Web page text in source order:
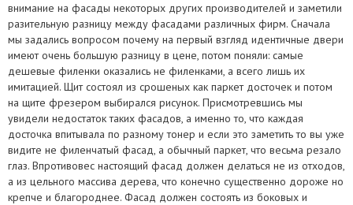
внимание на фасады некоторых других производителей и заметили
разительную разницу между фасадами различных фирм. Сначала
мы задались вопросом почему на первый взгляд идентичные двери
имеют очень большую разницу в цене, потом поняли: cамые
дешевые филенки оказались не филенками, а всего лишь их
имитацией. Щит состоял из срошеных как паркет досточек и потом
на щите фрезером выбирался рисунок. Присмотревшись мы
увидели недостаток таких фасадов, а именно то, что каждая
досточка впитывала по разному тонер и если это заметить то вы уже
видите не филенчатый фасад, а обычный паркет, что весьма резало
глаз. Впротивовес настоящий фасад должен делаться не из отходов,
а из цельного массива дерева, что конечно существенно дороже но
крепче и благороднее. Фасад должен состоять из боковых и